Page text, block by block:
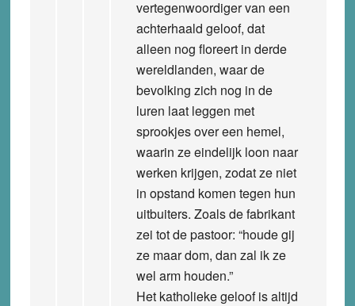
vertegenwoordiger van een
achterhaald geloof, dat
alleen nog floreert in derde
wereldlanden, waar de
bevolking zich nog in de
luren laat leggen met
sprookjes over een hemel,
waarin ze eindelijk loon naar
werken krijgen, zodat ze niet
in opstand komen tegen hun
uitbuiters. Zoals de fabrikant
zei tot de pastoor: “houde gij
ze maar dom, dan zal ik ze
wel arm houden.”
Het katholieke geloof is altijd